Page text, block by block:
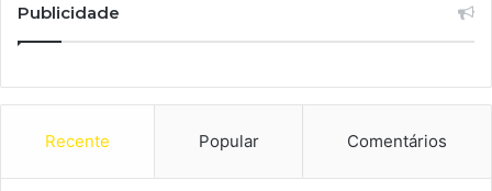
Publicidade
Recente Popular Comentários